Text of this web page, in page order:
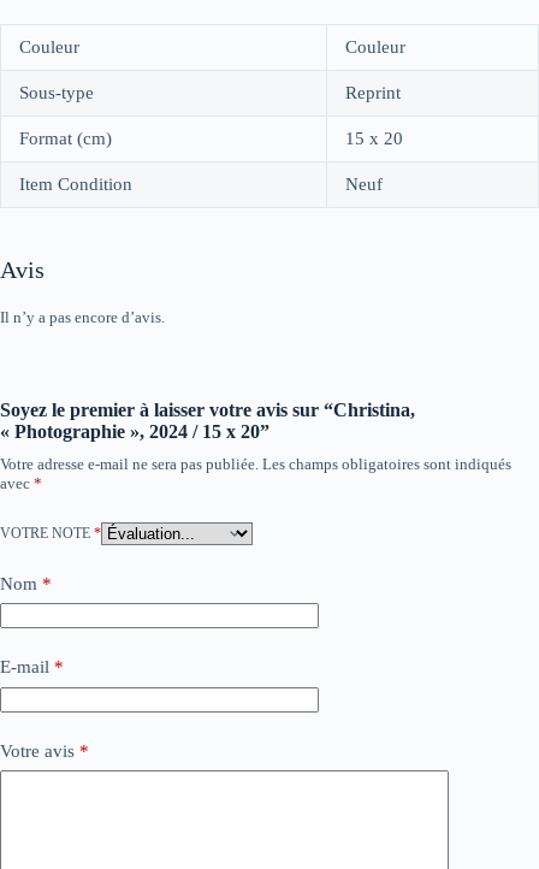
Couleur Couleur
Sous-type Reprint
Format (cm) 15 x 20
Item Condition Neuf
Avis
Il n’y a pas encore d’avis.
Soyez le premier à laisser votre avis sur “Christina,
« Photographie », 2024 / 15 x 20”
Votre adresse e-mail ne sera pas publiée. Les champs obligatoires sont indiqués
avec *
VOTRE NOTE *
Nom *
E-mail *
Votre avis *